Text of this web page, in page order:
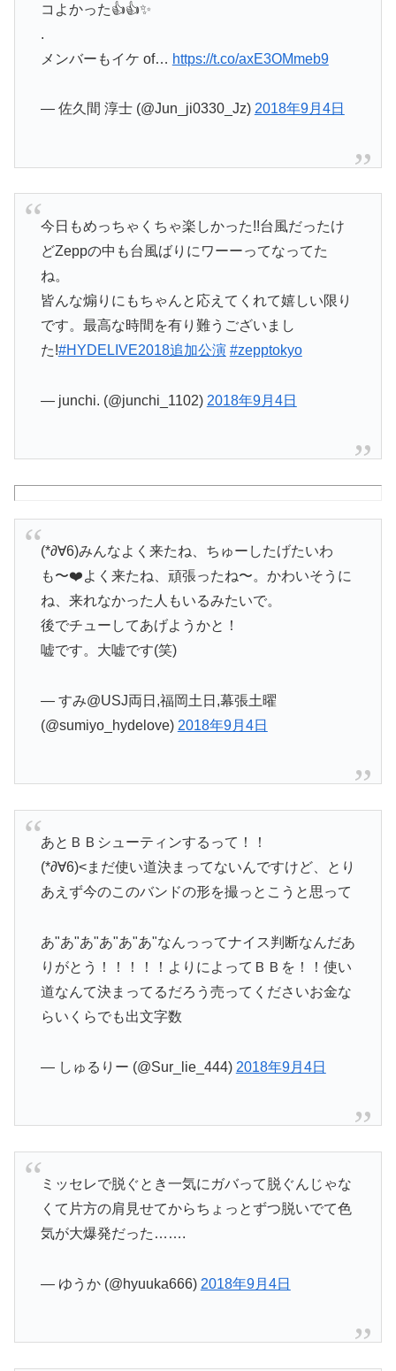
コよかった👍👍✨
.
メンバーもイケ of… https://t.co/axE3OMmeb9
— 佐久間 淳士 (@Jun_ji0330_Jz) 2018年9月4日
今日もめっちゃくちゃ楽しかった!!台風だったけ
どZeppの中も台風ばりにワーーってなってた
ね。
皆んな煽りにもちゃんと応えてくれて嬉しい限り
です。最高な時間を有り難うございまし
た!#HYDELIVE2018追加公演 #zepptokyo
— junchi. (@junchi_1102) 2018年9月4日
(*∂∀6)みんなよく来たね、ちゅーしたげたいわ
も〜❤️よく来たね、頑張ったね〜。かわいそうに
ね、来れなかった人もいるみたいで。
後でチューしてあげようかと！
嘘です。大嘘です(笑)
— すみ@USJ両日,福岡土日,幕張土曜
(@sumiyo_hydelove) 2018年9月4日
あとＢＢシューティンするって！！
(*∂∀6)<まだ使い道決まってないんですけど、とり
あえず今のこのバンドの形を撮っとこうと思って
あ"あ"あ"あ"あ"あ"なんっってナイス判断なんだあ
りがとう！！！！！よりによってＢＢを！！使い
道なんて決まってるだろう売ってくださいお金な
らいくらでも出文字数
— しゅるりー (@Sur_lie_444) 2018年9月4日
ミッセレで脱ぐとき一気にガバって脱ぐんじゃな
くて片方の肩見せてからちょっとずつ脱いでて色
気が大爆発だった…….
— ゆうか (@hyuuka666) 2018年9月4日